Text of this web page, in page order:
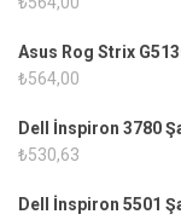
Asus Rog Strix
₺564,00
Dell İnspiron 3780
₺530,63
Dell İnspiron 5501